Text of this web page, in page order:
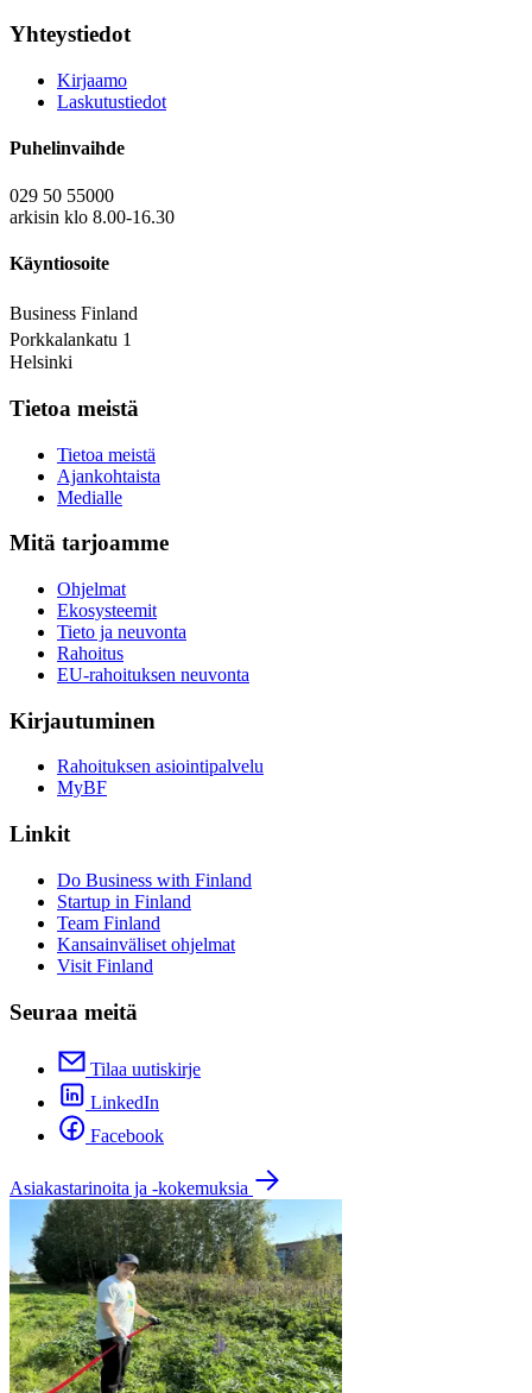
Yhteystiedot
Kirjaamo
Laskutustiedot
Puhelinvaihde
029 50 55000
arkisin klo 8.00-16.30
Käyntiosoite
Business Finland
Porkkalankatu 1
Helsinki
Tietoa meistä
Tietoa meistä
Ajankohtaista
Medialle
Mitä tarjoamme
Ohjelmat
Ekosysteemit
Tieto ja neuvonta
Rahoitus
EU-rahoituksen neuvonta
Kirjautuminen
Rahoituksen asiointipalvelu
MyBF
Linkit
Do Business with Finland
Startup in Finland
Team Finland
Kansainväliset ohjelmat
Visit Finland
Seuraa meitä
Tilaa uutiskirje
LinkedIn
Facebook
Asiakastarinoita ja -kokemuksia